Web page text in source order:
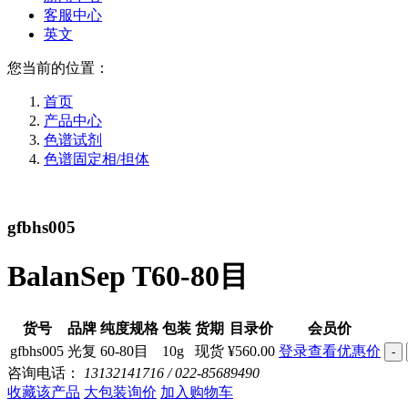
客服中心
英文
您当前的位置：
首页
产品中心
色谱试剂
色谱固定相/担体
gfbhs005
BalanSep T60-80目
货号 品牌 纯度规格 包装 货期 目录价
会员价
gfbhs005 光复 60-80目 10g 现货 ¥560.00 登录查看优惠价 -
咨询电话：
13132141716 / 022-85689490
收藏该产品 大包装询价 加入购物车